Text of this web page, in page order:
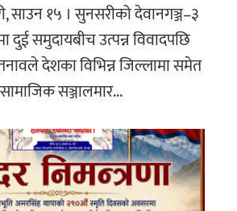
साउन १५ । सुनसरीको देवानगञ्ज–३
दुई समुदायबीच उत्पन्न विवादपछि
देशका विभिन्न जिल्लामा समेत
सञ्जालमार...